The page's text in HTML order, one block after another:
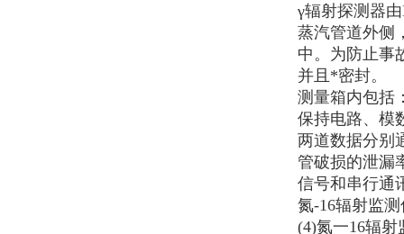
γ辐射探测器
蒸汽管道外侧
中。为防止事
并且*密封。
测量箱内包括
保持电路、模
两道数据分别
管破损的泄漏
信号和串行通
氮-16辐射监
(4)氮一16辐